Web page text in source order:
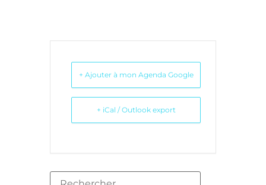
+ Ajouter à mon Agenda Google
+ iCal / Outlook export